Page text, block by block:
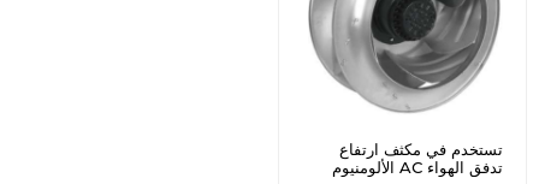
تستخدم في مكثف ارتفاع
تدفق الهواء AC الألومنيوم